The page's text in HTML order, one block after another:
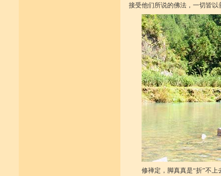
接受他们所说的佛法，一切皆以
修禅定，脚真真是“折”不